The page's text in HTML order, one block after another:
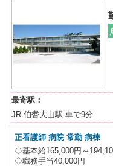
最寄駅：
JR 伯耆大山駅 車で9分
正看護師 病院 常勤 病棟
◇基本給165,000円～
◇職務手当40,000円